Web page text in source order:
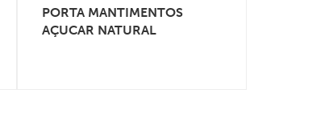
PORTA MANTIMENTOS
AÇUCAR NATURAL